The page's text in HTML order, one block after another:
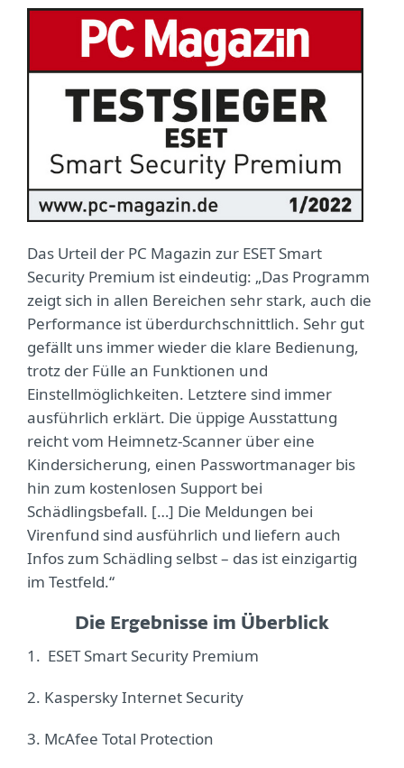
Das Urteil der PC Magazin zur ESET Smart
Security Premium ist eindeutig: „Das Programm
zeigt sich in allen Bereichen sehr stark, auch die
Performance ist überdurchschnittlich. Sehr gut
gefällt uns immer wieder die klare Bedienung,
trotz der Fülle an Funktionen und
Einstellmöglichkeiten. Letztere sind immer
ausführlich erklärt. Die üppige Ausstattung
reicht vom Heimnetz-Scanner über eine
Kindersicherung, einen Passwortmanager bis
hin zum kostenlosen Support bei
Schädlingsbefall. […] Die Meldungen bei
Virenfund sind ausführlich und liefern auch
Infos zum Schädling selbst – das ist einzigartig
im Testfeld.“
Die Ergebnisse im Überblick
1. ESET Smart Security Premium
2. Kaspersky Internet Security
3. McAfee Total Protection